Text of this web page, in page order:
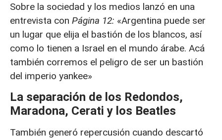
Sobre la sociedad y los medios lanzó en una
entrevista con Página 12: «Argentina puede ser
un lugar que elija el bastión de los blancos, así
como lo tienen a Israel en el mundo árabe. Acá
también corremos el peligro de ser un bastión
del imperio yankee»
La separación de los Redondos,
Maradona, Cerati y los Beatles
También generó repercusión cuando descartó